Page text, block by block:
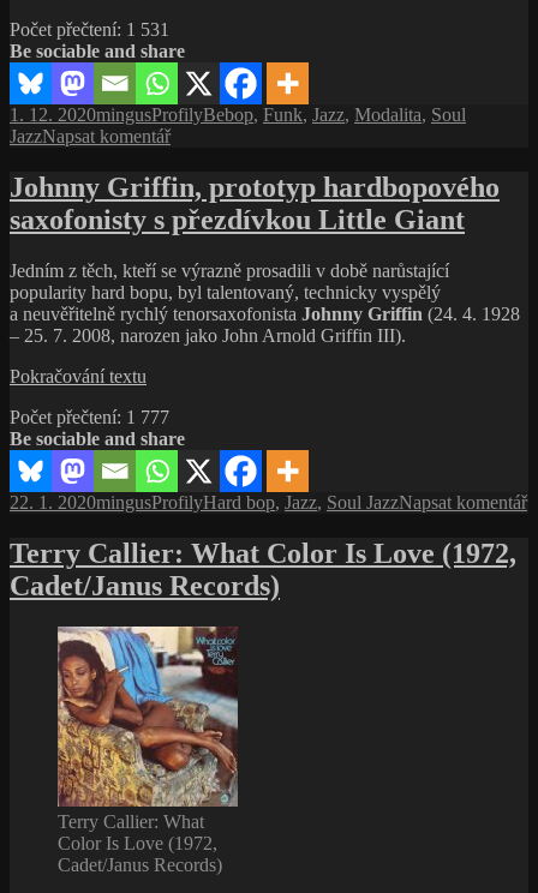
Bread“
Singer,
poslední
žijící
svědek
pogromu
a tamního
konce
snu
Wall
Street
Počet přečtení: 1 531
Be sociable and share
Publikováno:
1. 12. 2020Autor:
mingusRubriky:
ProfilyŠtítky:
Bebop, Funk, Jazz, Modalita, Soul
JazzNapsat komentářpro
s
názvem
Hal
Bread“
Singer,
poslední
žijící
svědek
konce
snu
o černošské
Wall
Johnny Griffin, prototyp hardbopového
saxofonisty s přezdívkou Little Giant
Jedním z těch, kteří se výrazně prosadili v době narůstající
popularity hard bopu, byl talentovaný, technicky vyspělý
a neuvěřitelně rychlý tenorsaxofonista Johnny Griffin (24. 4. 1928
– 25. 7. 2008, narozen jako John Arnold Griffin III).
Pokračování textu
prototyp
hardbopového
saxofonisty
s přezdívkou
Little
Počet přečtení: 1 777
Be sociable and share
Publikováno:
22. 1. 2020Autor:
mingusRubriky:
ProfilyŠtítky:
Hard bop, Jazz, Soul JazzNapsat komentář
Terry Callier: What Color Is Love (1972,
Cadet/Janus Records)
Terry Callier: What
Color Is Love (1972,
Cadet/Janus Records)